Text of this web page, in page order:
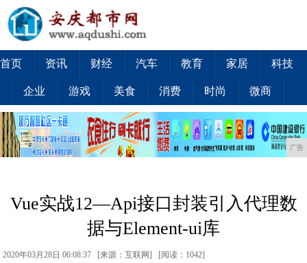
首页 资讯 财经 汽车 教育 家居 科技
企业 游戏 美食 消费 时尚 微商
广告
Vue实战12—Api接口封装引入代理数
据与Element-ui库
2020年03月28日 06:08:37 [来源：互联网] [阅读：1042]